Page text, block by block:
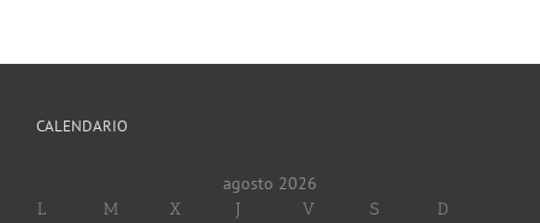
CALENDARIO
agosto 2026
L M X J V S D